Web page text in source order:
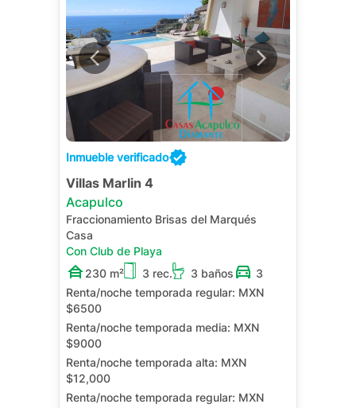
Inmueble verificado
Villas Marlin 4
Acapulco
Fraccionamiento Brisas del Marqués
Casa
Con Club de Playa
230 m²
3 rec. 3 baños
3
Renta/noche temporada regular: MXN
$6500
Renta/noche temporada media: MXN
$9000
Renta/noche temporada alta: MXN
$12,000
Renta/noche temporada regular: MXN